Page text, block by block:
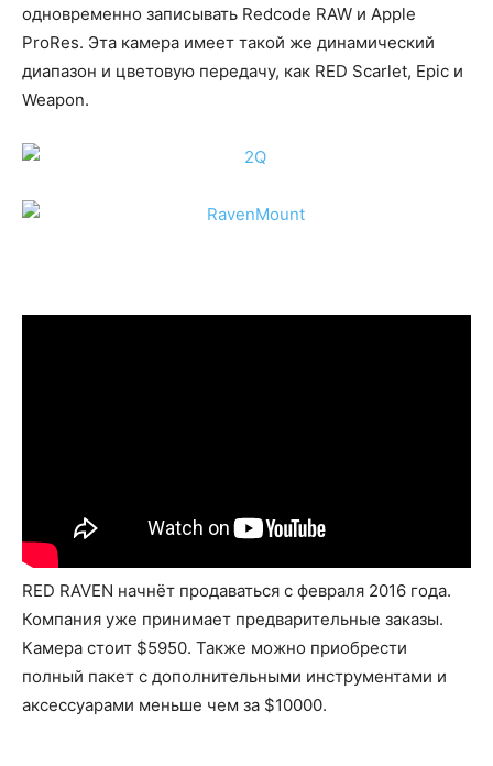
одновременно записывать Redcode RAW и Apple
ProRes. Эта камера имеет такой же динамический
диапазон и цветовую передачу, как RED Scarlet, Epic и
Weapon.
RED RAVEN начнёт продаваться с февраля 2016 года.
Компания уже принимает предварительные заказы.
Камера стоит $5950. Также можно приобрести
полный пакет с дополнительными инструментами и
аксессуарами меньше чем за $10000.